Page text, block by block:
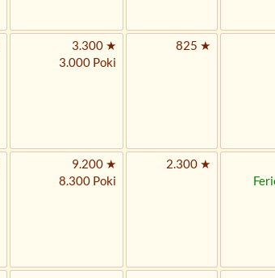
3.300 ★
3.000 Poki
825 ★
9.200 ★
8.300 Poki
2.300 ★